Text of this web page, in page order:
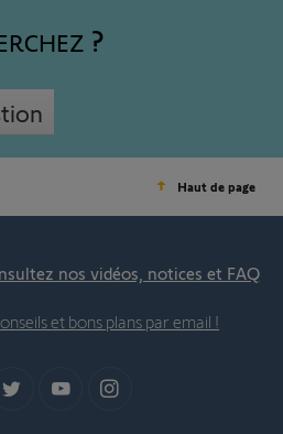
Haut de page
nos vidéos, notices et FAQ
et bons plans par email !